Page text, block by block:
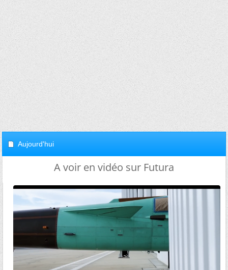
Aujourd'hui
A voir en vidéo sur Futura